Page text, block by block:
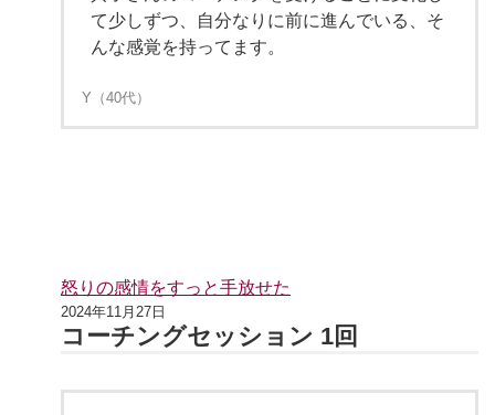
て少しずつ、自分なりに前に進んでいる、そ
んな感覚を持ってます。
Y（40代）
怒りの感情をすっと手放せた
2024年11月27日
コーチングセッション 1回